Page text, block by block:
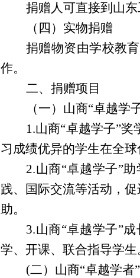
捐赠人可直接到山
（四）实物捐赠
捐赠物资由学校教
作。
二、捐赠项目
（一）山商“卓越学
1.山商“卓越学子”
习成绩优异的学生在全
2.山商“卓越学子”
践、国际交流等活动，
助。
3.山商“卓越学子”
学、开课、联合指导学生
(二） 山商“卓越学者